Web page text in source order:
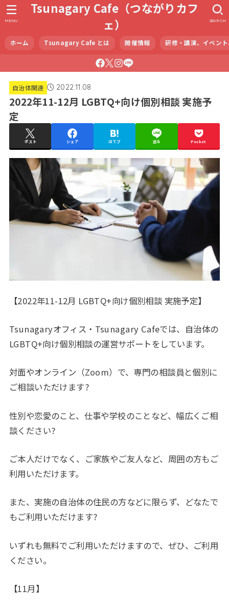
Tsunagary Cafe（つながりカフ
ェ）
ホーム Tsunagary Cafe とは 開催情報 研修・講演、イベン
SEARCH
MENU
自治体関連 2022.11.08
2022年11-12月 LGBTQ+向け個別相談 実施予
定
ポスト シェア はてブ 送る Pocket
【2022年11-12月 LGBTQ+向け個別相談 実施予定】
Tsunagaryオフィス・Tsunagary Cafeでは、自治体の
LGBTQ+向け個別相談の運営サポートをしています。
対面やオンライン（Zoom）で、専門の相談員と個別に
ご相談いただけます?
性別や恋愛のこと、仕事や学校のことなど、幅広くご相
談ください?
ご本人だけでなく、ご家族やご友人など、周囲の方もご
利用いただけます。
また、実施の自治体の住民の方などに限らず、どなたで
もご利用いただけます?
いずれも無料でご利用いただけますので、ぜひ、ご利用
ください。
【11月】